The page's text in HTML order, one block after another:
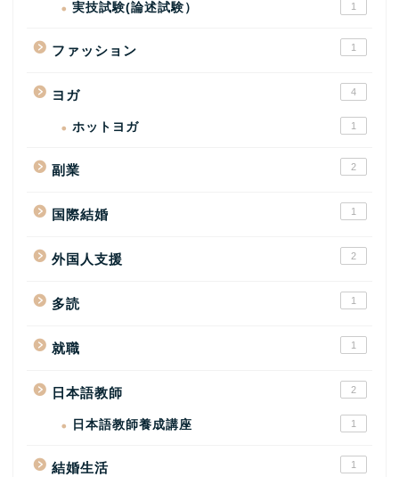
実技試験(論述試験） 1
ファッション 1
ヨガ 4
ホットヨガ 1
副業 2
国際結婚 1
外国人支援 2
多読 1
就職 1
日本語教師 2
日本語教師養成講座 1
結婚生活 1